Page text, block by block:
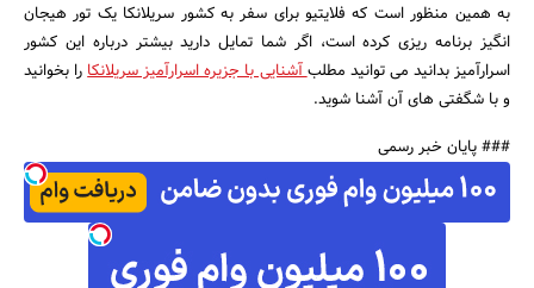
به همین منظور است که فلایتیو برای سفر به کشور سریلانکا یک تور هیجان
انگیز برنامه ریزی کرده است، اگر شما تمایل دارید بیشتر درباره این کشور
اسرارآمیز بدانید می توانید مطلبآشنایی با جزیره اسرارآمیز سریلانکارا بخوانید
و با شگفتی های آن آشنا شوید.
### پایان خبر رسمی